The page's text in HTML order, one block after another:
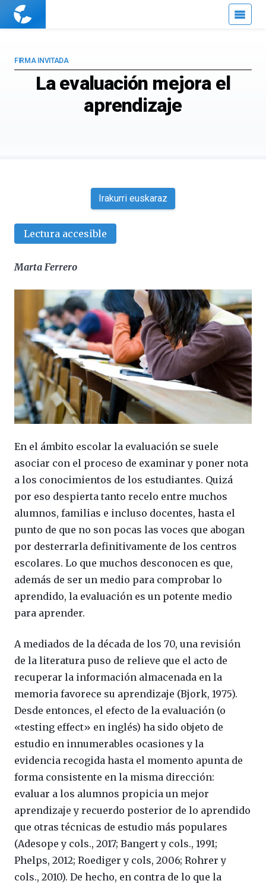
Cuaderno
La evaluación mejora el
aprendizaje
FIRMA INVITADA
Irakurri euskaraz
Lectura accesible
Marta Ferrero
En el ámbito escolar la evaluación se suele
asociar con el proceso de examinar y poner nota
a los conocimientos de los estudiantes. Quizá
por eso despierta tanto recelo entre muchos
alumnos, familias e incluso docentes, hasta el
punto de que no son pocas las voces que abogan
por desterrarla definitivamente de los centros
escolares. Lo que muchos desconocen es que,
además de ser un medio para comprobar lo
aprendido, la evaluación es un potente medio
para aprender.
A mediados de la década de los 70, una revisión
de la literatura puso de relieve que el acto de
recuperar la información almacenada en la
memoria favorece su aprendizaje (Bjork, 1975).
Desde entonces, el efecto de la evaluación (o
«testing effect» en inglés) ha sido objeto de
estudio en innumerables ocasiones y la
evidencia recogida hasta el momento apunta de
forma consistente en la misma dirección:
evaluar a los alumnos propicia un mejor
aprendizaje y recuerdo posterior de lo aprendido
que otras técnicas de estudio más populares
(Adesope y cols., 2017; Bangert y cols., 1991;
Phelps, 2012; Roediger y cols, 2006; Rohrer y
cols., 2010). De hecho, en contra de lo que la